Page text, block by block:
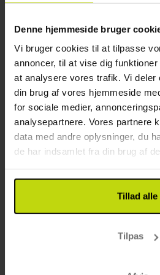
Denne hjemmeside bruger
Vi bruger cookies til at tilpasse
annoncer, til at vise dig
at analysere vores trafik. Vi deler
din brug af vores hjemmeside
for sociale medier,
analysepartnere. Vores partnere
data med andre oplysninger, du
de har indsamlet fra din brug af
Tillad alle
Tilpas
2x morgenbuffet
∞ Adgang til motion og
∞ Gratis wifi
Se alt, der er inkluderet
SALE
Aug pp1219,-
I alt 2438,-
SALE
Sep
Se mere